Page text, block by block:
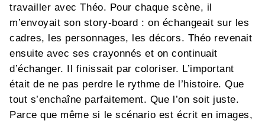
travailler avec Théo. Pour chaque scène, il
m’envoyait son story-board : on échangeait sur les
cadres, les personnages, les décors. Théo revenait
ensuite avec ses crayonnés et on continuait
d’échanger. Il finissait par coloriser. L’important
était de ne pas perdre le rythme de l’histoire. Que
tout s’enchaîne parfaitement. Que l’on soit juste.
Parce que même si le scénario est écrit en images,